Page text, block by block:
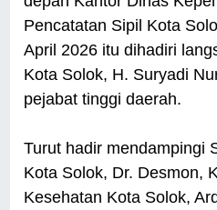
Pencatatan Sipil Kota
April 2026 itu dihadiri
Kota Solok, H. Suryadi
pejabat tinggi daerah.
Turut hadir mendampingi
Kota Solok, Dr. Desmon,
Kesehatan Kota Solok,